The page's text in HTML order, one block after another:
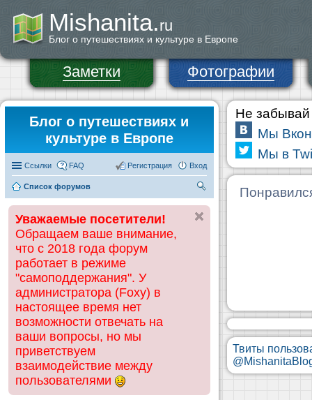
Mishanita.ru
Блог о путешествиях и культуре в Европе
Заметки Фотографии
Блог о путешествиях и
культуре в Европе
Ссылки FAQ Вход
Регистрация
Список форумов
ск
Уважаемые посетители!
Обращаем ваше внимание,
что с 2018 года форум
работает в режиме
"самоподдержания". У
администратора (Foxy) в
настоящее время нет
возможности отвечать на
ваши вопросы, но мы
приветствуем
взаимодействие между
пользователями
Не забывай
Мы
Мы в
Твиты